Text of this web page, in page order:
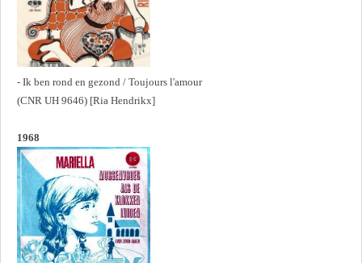
- Ik ben rond en gezond / Toujours l'amour
(CNR UH 9646) [Ria Hendrikx]
1968